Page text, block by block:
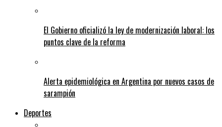
El Gobierno oficializó la ley de modernización laboral: los
puntos clave de la reforma
Alerta epidemiológica en Argentina por nuevos casos de
sarampión
Deportes